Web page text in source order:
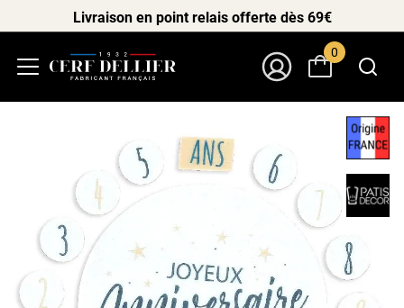
Livraison en point relais offerte dès 69€
0